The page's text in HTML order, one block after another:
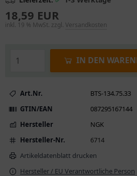
18,59 EUR
inkl. 19 % MwSt. zzgl. Versandkosten
IN DEN
Art.Nr.
BTS-134.75.33
GTIN/EAN
087295167144
Hersteller
NGK
Hersteller-Nr.
6714
Artikeldatenblatt drucken
Hersteller / EU Verantwortliche Person